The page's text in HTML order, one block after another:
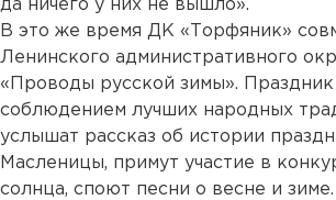
да ничего у них не вышло».
В это же время ДК «Торфяник»
Ленинского административного
«Проводы русской зимы».
соблюдением лучших народных
услышат рассказ об истории
Масленицы, примут участие в
солнца, споют песни о весне и зиме.